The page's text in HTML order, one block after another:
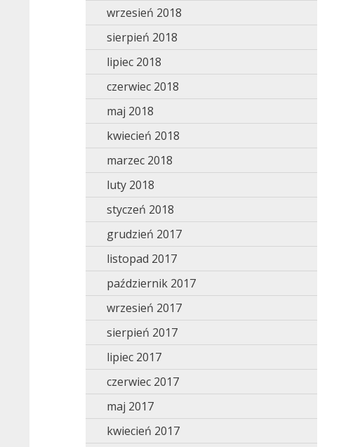
wrzesień 2018
sierpień 2018
lipiec 2018
czerwiec 2018
maj 2018
kwiecień 2018
marzec 2018
luty 2018
styczeń 2018
grudzień 2017
listopad 2017
październik 2017
wrzesień 2017
sierpień 2017
lipiec 2017
czerwiec 2017
maj 2017
kwiecień 2017